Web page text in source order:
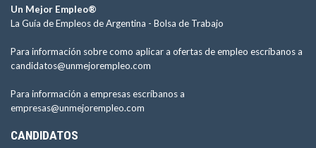
Un Mejor Empleo®
La Guía de Empleos de Argentina - Bolsa de Trabajo
Para información sobre como aplicar a ofertas de empleo escríbanos a
candidatos@unmejorempleo.com
Para información a empresas escríbanos a
empresas@unmejorempleo.com
CANDIDATOS